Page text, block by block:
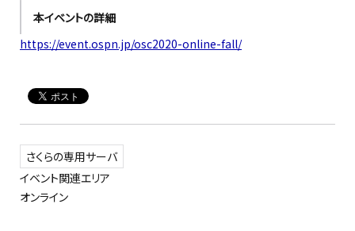
本イベントの詳細
https://event.ospn.jp/osc2020-online-fall/
さくらの専用サーバ
イベント関連エリア
オンライン